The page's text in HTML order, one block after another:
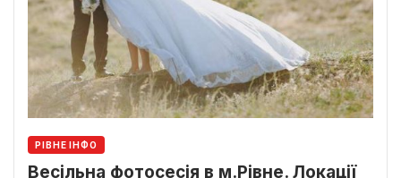
РІВНЕ ІНФО
Весільна фотосесія в м.Рівне. Локації